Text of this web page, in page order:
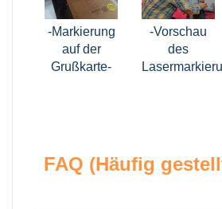
-Markierung
auf der
Grußkarte-
-Vorschau
des
FAQ (Häufig